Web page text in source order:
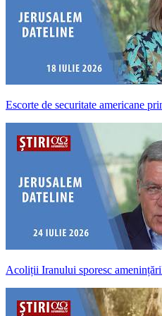
Escorte de securitate americane
Acoliții Iranului sporesc